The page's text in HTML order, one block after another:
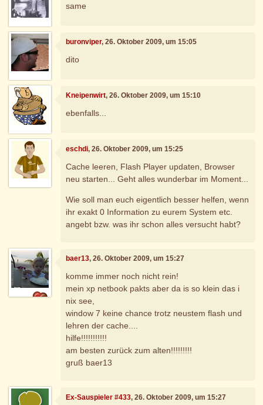
same
buronviper, 26. Oktober 2009, um 15:05
dito
Kneipenwirt, 26. Oktober 2009, um 15:10
ebenfalls...
eschdi, 26. Oktober 2009, um 15:25
Cache leeren, Flash Player updaten, Browser
neu starten... Geht alles wunderbar im Moment...
Wie soll man euch eigentlich besser helfen, wenn
ihr exakt 0 Information zu eurem System etc.
angebt bzw. was ihr schon alles versucht habt?
baer13, 26. Oktober 2009, um 15:27
komme immer noch nicht rein!
mein xp netbook pakts aber da is so klein das i
nix see,
window 7 keine chance trotz neustem flash und
lehren der cache....
hilfe!!!!!!!!!!!
am besten zurück zum alten!!!!!!!!!
gruß baer13
Ex-Sauspieler #433, 26. Oktober 2009, um 15:27